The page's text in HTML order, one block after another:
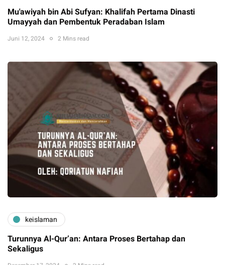
Mu'awiyah bin Abi Sufyan: Khalifah Pertama Dinasti
Umayyah dan Pembentuk Peradaban Islam
Juni 12, 2024 2 Mins read
keislaman
Turunnya Al-Qur’an: Antara Proses Bertahap dan
Sekaligus